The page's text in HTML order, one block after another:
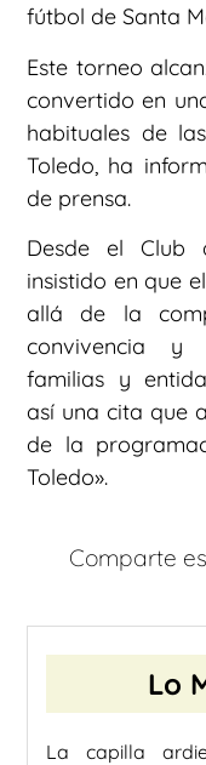
fútbol de Santa
Este torneo
convertido en
habituales de
Toledo, ha
de prensa.
Desde el Club
insistido en que
allá de la
convivencia y
familias y
así una cita que
de la
Toledo».
Comparte
Lo
La capilla